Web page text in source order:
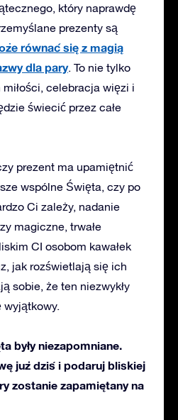
który naprawdę
prezenty są
równać się z magią
dla pary. To nie tylko
celebracja więzi i
świecić przez całe
prezent ma upamiętnić
wspólne Święta, czy po
Ci zależy, nadanie
magiczne, trwałe
CI osobom kawałek
jak rozświetlają się ich
sobie, że ten niezwykły
wyjątkowy.
były niezapomniane.
już dziś i podaruj bliskiej
zostanie zapamiętany na